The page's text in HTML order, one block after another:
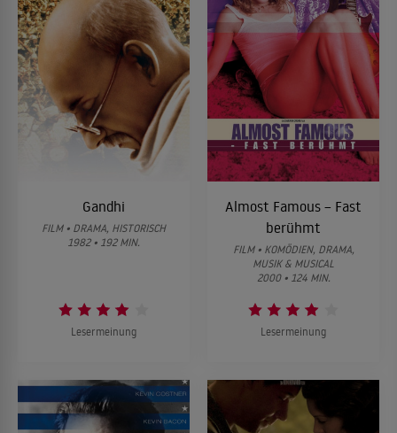
Gandhi
FILM • DRAMA, HISTORISCH
1982 • 192 MIN.
Lesermeinung
Almost Famous – Fast
berühmt
FILM • KOMÖDIEN, DRAMA,
MUSIK & MUSICAL
2000 • 124 MIN.
Lesermeinung